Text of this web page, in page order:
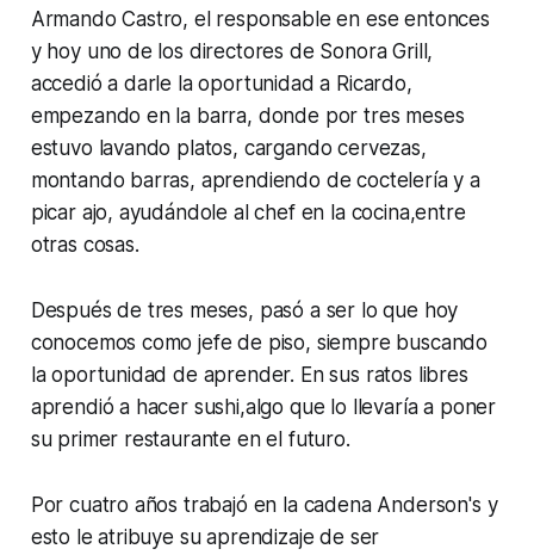
Armando Castro, el responsable en ese entonces
y hoy uno de los directores de Sonora Grill,
accedió a darle la oportunidad a Ricardo,
empezando en la barra, donde por tres meses
estuvo lavando platos, cargando cervezas,
montando barras, aprendiendo de coctelería y a
picar ajo, ayudándole al chef en la cocina,entre
otras cosas.
Después de tres meses, pasó a ser lo que hoy
conocemos como jefe de piso, siempre buscando
la oportunidad de aprender. En sus ratos libres
aprendió a hacer sushi,algo que lo llevaría a poner
su primer restaurante en el futuro.
Por cuatro años trabajó en la cadena Anderson's y
esto le atribuye su aprendizaje de ser